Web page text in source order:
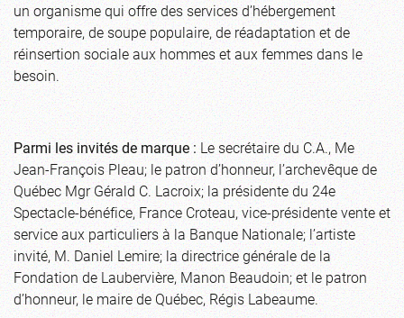
un organisme qui offre des services d’hébergement
temporaire, de soupe populaire, de réadaptation et de
réinsertion sociale aux hommes et aux femmes dans le
besoin.
Parmi les invités de marque :Le secrétaire du C.A., Me
Jean-François Pleau; le patron d’honneur, l’archevêque de
Québec Mgr Gérald C. Lacroix; la présidente du 24e
Spectacle-bénéfice, France Croteau, vice-présidente vente et
service aux particuliers à la Banque Nationale; l’artiste
invité, M. Daniel Lemire; la directrice générale de la
Fondation de Laubervière, Manon Beaudoin; et le patron
d’honneur, le maire de Québec, Régis Labeaume.